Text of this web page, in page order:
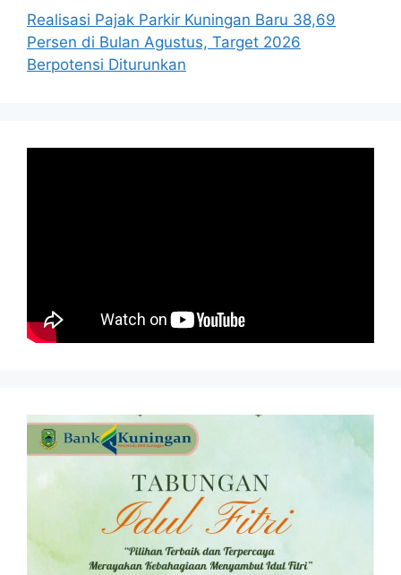
Realisasi Pajak Parkir Kuningan Baru 38,69
Persen di Bulan Agustus, Target 2026
Berpotensi Diturunkan